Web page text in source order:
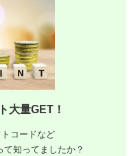
大量GET！
コードなど
知ってましたか？